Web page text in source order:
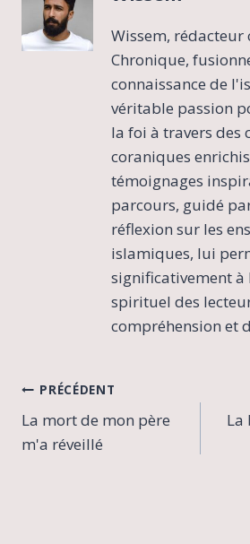
Wissem, rédacteur
Chronique,
connaissance de
véritable passion
la foi à travers des
coraniques
témoignages
parcours, guidé
réflexion sur les
islamiques, lui
significativement
spirituel des
compréhension et
Navigation
de
PRÉCÉDENT
La mort de mon père
m'a réveillé
La